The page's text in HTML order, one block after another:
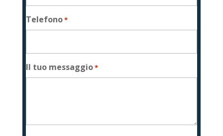
Telefono*
Il tuo messaggio*